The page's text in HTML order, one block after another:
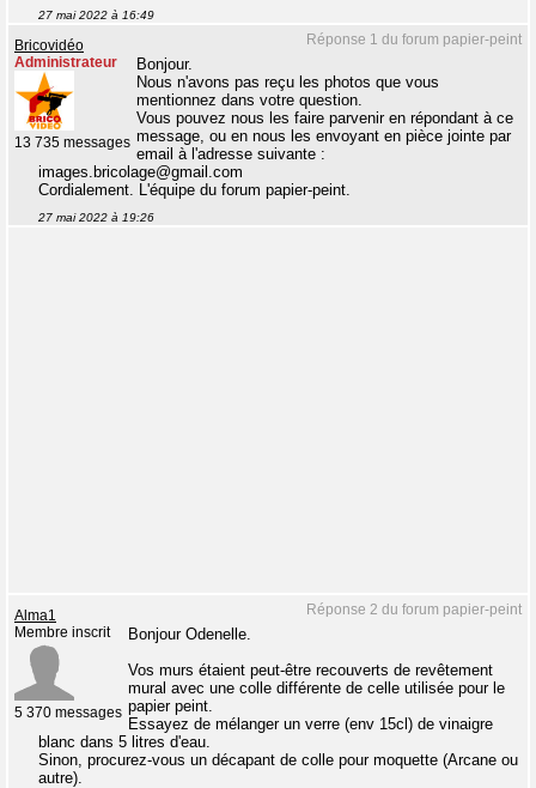
27 mai 2022 à 16:49
Réponse 1 du forum papier-peint
Bricovidéo
Administrateur
13 735 messages
Bonjour.
Nous n'avons pas reçu les photos que vous
mentionnez dans votre question.
Vous pouvez nous les faire parvenir en répondant à ce
message, ou en nous les envoyant en pièce jointe par
email à l'adresse suivante :
images.bricolage@gmail.com
Cordialement. L'équipe du forum papier-peint.
27 mai 2022 à 19:26
Réponse 2 du forum papier-peint
Alma1
Membre inscrit
5 370 messages
Bonjour Odenelle.
Vos murs étaient peut-être recouverts de revêtement
mural avec une colle différente de celle utilisée pour le
papier peint.
Essayez de mélanger un verre (env 15cl) de vinaigre
blanc dans 5 litres d'eau.
Sinon, procurez-vous un décapant de colle pour moquette (Arcane ou
autre).